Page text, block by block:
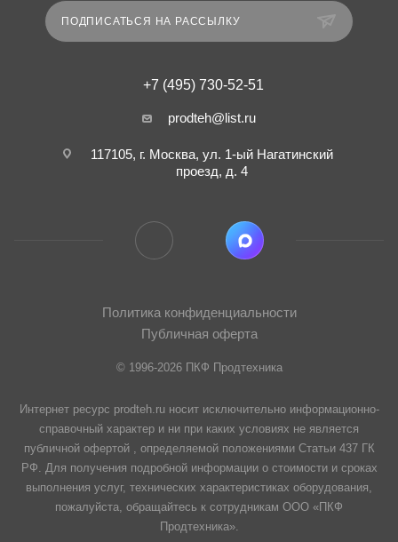
ПОДПИСАТЬСЯ НА РАССЫЛКУ
+7 (495) 730-52-51
prodteh@list.ru
117105, г. Москва, ул. 1-ый Нагатинский
проезд, д. 4
Политика конфиденциальности
Публичная оферта
© 1996-2026 ПКФ Продтехника
Интернет ресурс prodteh.ru носит исключительно информационно-
справочный характер и ни при каких условиях не является
публичной офертой , определяемой положениями Статьи 437 ГК
РФ. Для получения подробной информации о стоимости и сроках
выполнения услуг, технических характеристиках оборудования,
пожалуйста, обращайтесь к сотрудникам ООО «ПКФ
Продтехника».